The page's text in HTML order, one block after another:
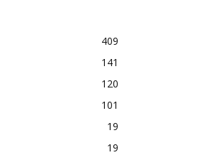
409
141
120
101
19
19